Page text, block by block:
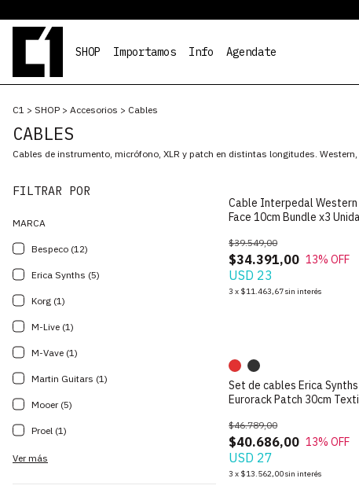
SHOP Importamos Info Agendate
C1 > SHOP > Accesorios > Cables
CABLES
Cables de instrumento, micrófono, XLR y patch en distintas longitudes.
FILTRAR POR
MARCA
Bespeco (12)
Erica Synths (5)
Korg (1)
M-Live (1)
M-Vave (1)
Martin Guitars (1)
Mooer (5)
Proel (1)
Ver más
Cable Interpedal
Face 10cm Bundle x3
$34.391,00
$39.549,00
13% OFF
USD 23
3 x $11.463,67sin interés
Set de cables Erica Synths
Eurorack Patch 30cm
$40.686,00
$46.789,00
13% OFF
USD 27
3 x $13.562,00sin interés